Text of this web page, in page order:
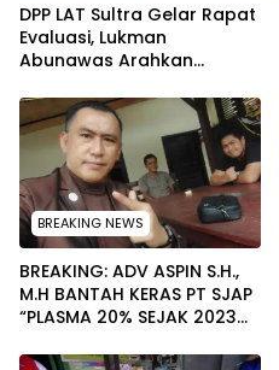
‎DPP LAT Sultra Gelar Rapat
Evaluasi, Lukman
Abunawas Arahkan
Secara Rutin dan
Menyeluruh
BREAKING NEWS
BREAKING: ADV ASPIN S.H.,
M.H BANTAH KERAS PT SJAP
“PLASMA 20% SEJAK 2023
WARGA WAWOONE!